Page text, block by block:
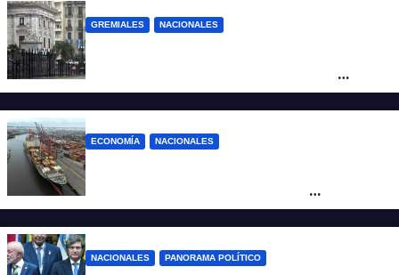
GREMIALES NACIONALES
cortes y desvíos
ECONOMÍA NACIONALES
desregulación del practicaje
NACIONALES PANORAMA POLÍTICO